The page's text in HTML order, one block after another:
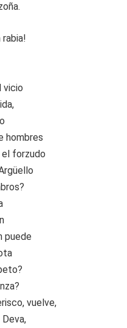
rabia!
vicio
hombres
forzudo
puede
vuelve,